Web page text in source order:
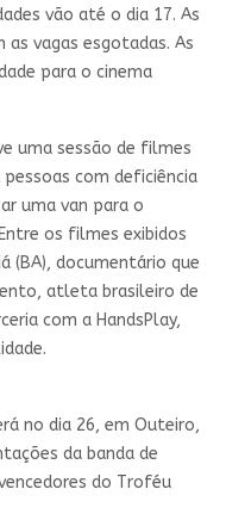
vão até o dia 17. As
vagas esgotadas. As
para o cinema
uma sessão de filmes
com deficiência
uma van para o
os filmes exibidos
(BA), documentário que
atleta brasileiro de
com a HandsPlay,
no dia 26, em Outeiro,
da banda de
do Troféu